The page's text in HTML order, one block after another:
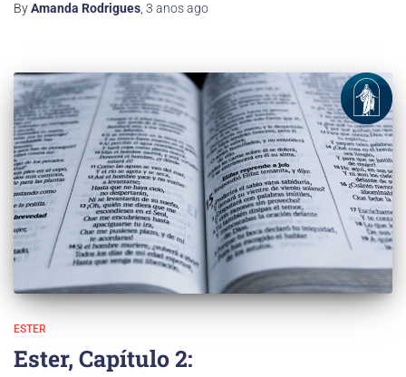
ByAmanda Rodrigues 3 anosago
ESTER
Ester, Capítulo 2: